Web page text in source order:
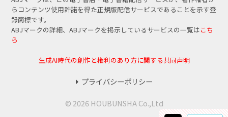
らコンテンツ使用許諾を得た正規版配信サービスであることを示す登
録商標です。
ABJマークの詳細、ABJマークを掲示しているサービスの一覧はこち
ら
生成AI時代の創作と権利のあり方に関する共同声明
プライバシーポリシー
© 2026 HOUBUNSHA Co.,Ltd